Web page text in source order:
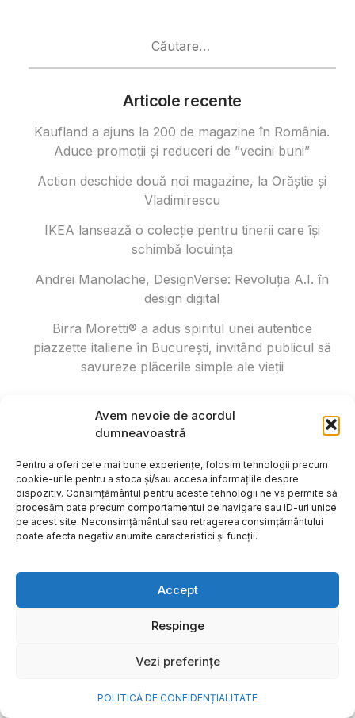
Avem nevoie de acordul
dumneavoastră
Pentru a oferi cele mai bune experiențe, folosim tehnologii precum
cookie-urile pentru a stoca și/sau accesa informațiile despre
dispozitiv. Consimțământul pentru aceste tehnologii ne va permite să
procesăm date precum comportamentul de navigare sau ID-uri unice
pe acest site. Neconsimțământul sau retragerea consimțământului
poate afecta negativ anumite caracteristici și funcții.
Accept
Respinge
Vezi preferințe
POLITICĂ DE CONFIDENȚIALITATE
Articole recente
Kaufland a ajuns la 200 de magazine în România.
Aduce promoții și reduceri de ”vecini buni”
Action deschide două noi magazine, la Orăștie și
Vladimirescu
IKEA lansează o colecție pentru tinerii care își
schimbă locuința
Andrei Manolache, DesignVerse: Revoluția A.I. în
design digital
Birra Moretti® a adus spiritul unei autentice
piazzette italiene în București, invitând publicul să
savureze plăcerile simple ale vieții